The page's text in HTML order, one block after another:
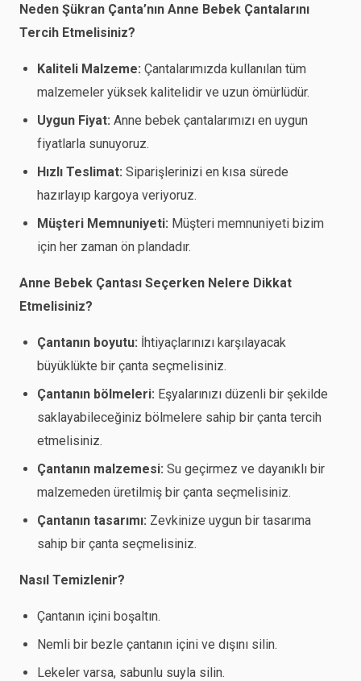
Neden Şükran Çanta’nın Anne Bebek Çantalarını
Tercih Etmelisiniz?
Kaliteli Malzeme: Çantalarımızda kullanılan tüm
malzemeler yüksek kalitelidir ve uzun ömürlüdür.
Uygun Fiyat: Anne bebek çantalarımızı en uygun
fiyatlarla sunuyoruz.
Hızlı Teslimat: Siparişlerinizi en kısa sürede
hazırlayıp kargoya veriyoruz.
Müşteri Memnuniyeti: Müşteri memnuniyeti bizim
için her zaman ön plandadır.
Anne Bebek Çantası Seçerken Nelere Dikkat
Etmelisiniz?
Çantanın boyutu: İhtiyaçlarınızı karşılayacak
büyüklükte bir çanta seçmelisiniz.
Çantanın bölmeleri: Eşyalarınızı düzenli bir şekilde
saklayabileceğiniz bölmelere sahip bir çanta tercih
etmelisiniz.
Çantanın malzemesi: Su geçirmez ve dayanıklı bir
malzemeden üretilmiş bir çanta seçmelisiniz.
Çantanın tasarımı: Zevkinize uygun bir tasarıma
sahip bir çanta seçmelisiniz.
Nasıl Temizlenir?
Çantanın içini boşaltın.
Nemli bir bezle çantanın içini ve dışını silin.
Lekeler varsa, sabunlu suyla silin.